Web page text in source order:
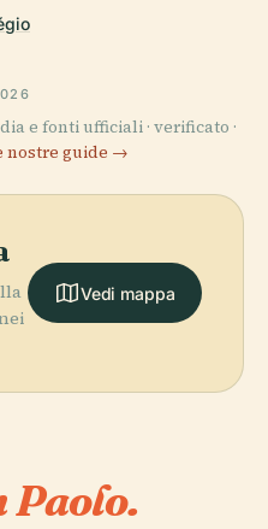
e fonti ufficiali · verificato ·
nostre guide →
Vedi mappa
Paolo.